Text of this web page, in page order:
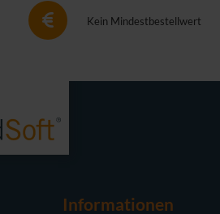
Kein Mindestbestellwert
Informationen